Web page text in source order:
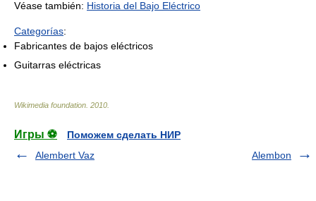
Véase también: Historia del Bajo Eléctrico
Categorías:
Fabricantes de bajos eléctricos
Guitarras eléctricas
Wikimedia foundation 2010
Игры ⚽
Поможем сделать НИР
Alembert Vaz
Alembon